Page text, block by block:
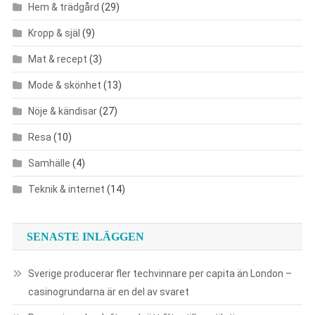
Hem & trädgård (29)
Kropp & själ (9)
Mat & recept (3)
Mode & skönhet (13)
Nöje & kändisar(27)
Resa (10)
Samhälle (4)
Teknik & internet (14)
SENASTE INLÄGGEN
Sverige producerar fler techvinnare per capita än London –
casinogrundarna är en del av svaret